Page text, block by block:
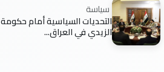
سياسة
التحديات السياسية أمام حكومة
الزيدي في العراق...